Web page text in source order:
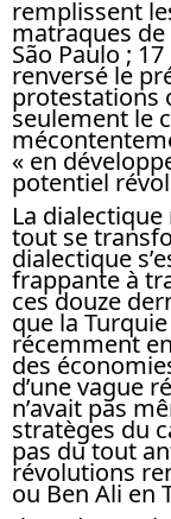
remplissent
matraques
São Paulo ;
renversé le
protestations
seulement le
« en
potentiel
La
tout se
dialectique
frappante à
ces douze
que la
récemment
des
d’une vague
n’avait pas
stratèges du
pas du tout
révolutions
ou Ben Ali en